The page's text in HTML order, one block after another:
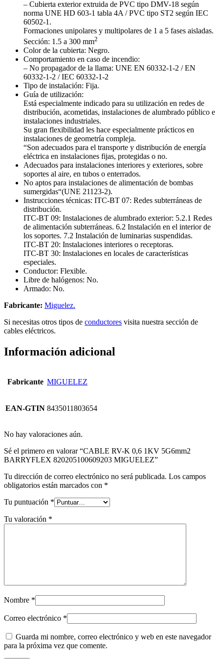
– Cubierta exterior extruida de PVC tipo DMV-18 según
norma UNE HD 603-1 tabla 4A / PVC tipo ST2 según IEC
60502-1.
Formaciones unipolares y multipolares de 1 a 5 fases aisladas.
Sección: 1.5 a 300 mm2
Color de la cubierta: Negro.
Comportamiento en caso de incendio:
– No propagador de la llama: UNE EN 60332-1-2 / EN
60332-1-2 / IEC 60332-1-2
Tipo de instalación: Fija.
Guía de utilización:
Está especialmente indicado para su utilización en redes de
distribución, acometidas, instalaciones de alumbrado público e
instalaciones industriales.
Su gran flexibilidad les hace especialmente prácticos en
instalaciones de geometría compleja.
“Son adecuados para el transporte y distribución de energía
eléctrica en instalaciones fijas, protegidas o no.
Adecuados para instalaciones interiores y exteriores, sobre
soportes al aire, en tubos o enterrados.
No aptos para instalaciones de alimentación de bombas
sumergidas“(UNE 21123-2).
Instrucciones técnicas: ITC-BT 07: Redes subterráneas de
distribución.
ITC-BT 09: Instalaciones de alumbrado exterior: 5.2.1 Redes
de alimentación subterráneas. 6.2 Instalación en el interior de
los soportes. 7.2 Instalación de luminarias suspendidas.
ITC-BT 20: Instalaciones interiores o receptoras.
ITC-BT 30: Instalaciones en locales de características
especiales.
Conductor: Flexible.
Libre de halógenos: No.
Armado: No.
Fabricante: Miguelez.
Si necesitas otros tipos de conductores visita nuestra sección de
cables eléctricos.
Información adicional
Fabricante MIGUELEZ
EAN-GTIN 8435011803654
No hay valoraciones aún.
Sé el primero en valorar “CABLE RV-K 0,6 1KV 5G6mm2
BARRYFLEX 820205100609203 MIGUELEZ”
Tu dirección de correo electrónico no será publicada. Los campos
obligatorios están marcados con *
Tu puntuación *
Tu valoración *
Nombre *
Correo electrónico *
Guarda mi nombre, correo electrónico y web en este navegador
para la próxima vez que comente.